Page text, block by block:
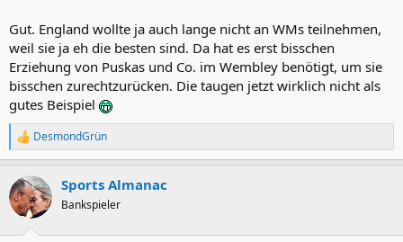
Gut. England wollte ja auch lange nicht an WMs teilnehmen,
weil sie ja eh die besten sind. Da hat es erst bisschen
Erziehung von Puskas und Co. im Wembley benötigt, um sie
bisschen zurechtzurücken. Die taugen jetzt wirklich nicht als
gutes Beispiel
R
e
k
t
i
DesmondGrün
Sports Almanac
Bankspieler